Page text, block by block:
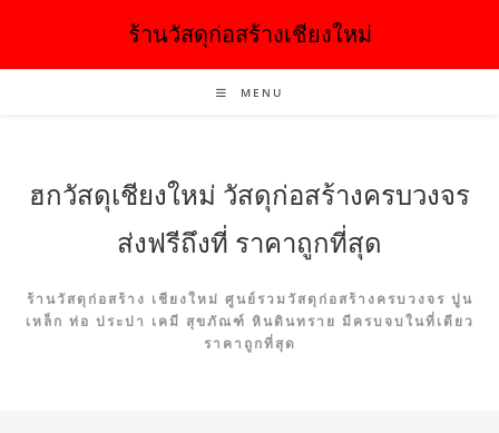
ร้านวัสดุก่อสร้างเชียงใหม่
MENU
ฮกวัสดุเชียงใหม่ วัสดุก่อสร้างครบวงจร
ส่งฟรีถึงที่ ราคาถูกที่สุด
ร้านวัสดุก่อสร้าง เชียงใหม่ ศูนย์รวมวัสดุก่อสร้างครบวงจร ปูน
เหล็ก ท่อ ประปา เคมี สุขภัณฑ์ หินดินทราย มีครบจบในที่เดียว
ราคาถูกที่สุด